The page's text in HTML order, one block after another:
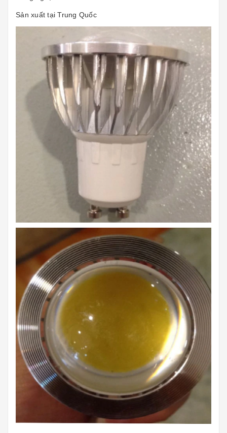
Sản xuất tại Trung Quốc